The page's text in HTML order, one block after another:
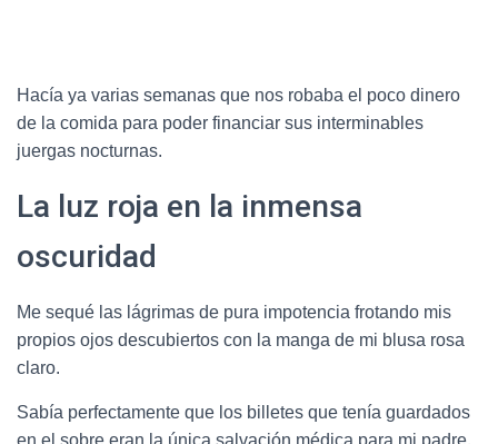
Hacía ya varias semanas que nos robaba el poco dinero
de la comida para poder financiar sus interminables
juergas nocturnas.
La luz roja en la inmensa
oscuridad
Me sequé las lágrimas de pura impotencia frotando mis
propios ojos descubiertos con la manga de mi blusa rosa
claro.
Sabía perfectamente que los billetes que tenía guardados
en el sobre eran la única salvación médica para mi padre.